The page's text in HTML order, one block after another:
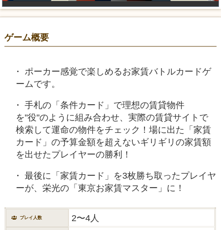
ゲーム概要
ポーカー感覚で楽しめるお家賃バトルカードゲ
ームです。
手札の「条件カード」で理想の賃貸物件
を"役"のように組み合わせ、実際の賃貸サイトで
検索して運命の物件をチェック！場に出た「家賃
カード」の予算金額を超えないギリギリの家賃額
を出せたプレイヤーの勝利！
最後に「家賃カード」を3枚勝ち取ったプレイヤ
ーが、栄光の「東京お家賃マスター」に！
プレイ人数 2〜4人